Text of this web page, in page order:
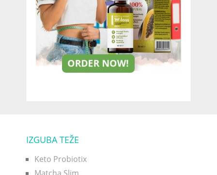
IZGUBA TEŽE
Keto Probiotix